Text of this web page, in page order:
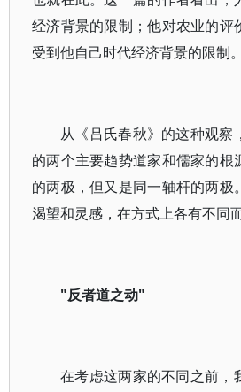
经济背景的限制；他对农业的评
受到他自己时代经济背景的限制。
从《吕氏春秋》的这种观察
的两个主要趋势道家和儒家的根
的两极，但又是同一轴杆的两极
渴望和灵感，在方式上各有不同而
"反者道之动"
在考虑这两家的不同之前，